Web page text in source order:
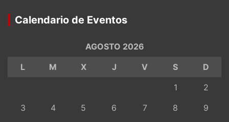
Calendario de Eventos
AGOSTO 2026
L
M X J V S
D
1
2
3
4 5 6 7 8
9